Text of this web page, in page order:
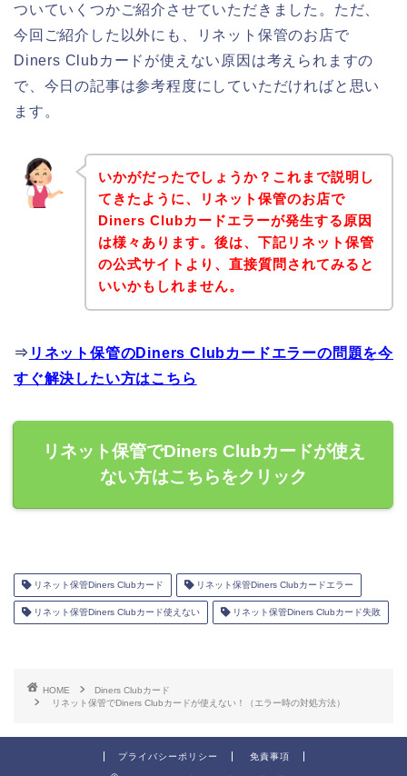
ついていくつかご紹介させていただきました。ただ、
今回ご紹介した以外にも、リネット保管のお店で
Diners Clubカードが使えない原因は考えられますの
で、今日の記事は参考程度にしていただければと思い
ます。
いかがだったでしょうか？これまで説明し
てきたように、リネット保管のお店で
Diners Clubカードエラーが発生する原因
は様々あります。後は、下記リネット保管
の公式サイトより、直接質問されてみると
いいかもしれません。
⇒ リネット保管のDiners Clubカードエラーの問題を今
すぐ解決したい方はこちら
リネット保管でDiners Clubカードが使え
ない方はこちらをクリック
リネット保管Diners Clubカード リネット保管Diners Clubカードエラー
リネット保管Diners Clubカード使えない リネット保管Diners Clubカード失敗
HOME
Diners Clubカード
リネット保管でDiners Clubカードが使えない！（エラー時の対処方法）
プライバシーポリシー 免責事項